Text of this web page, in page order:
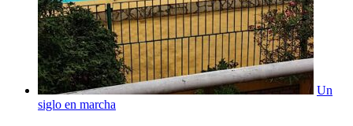
Un
siglo en marcha